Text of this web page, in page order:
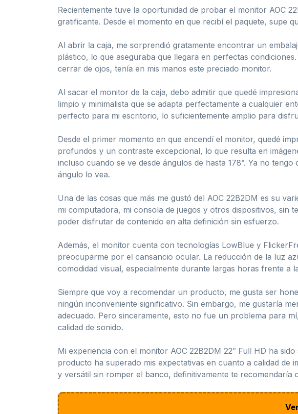
Recientemente tuve la oportunidad de probar el monitor AOC
gratificante. Desde el momento en que recibí el paquete, supe
Al abrir la caja, me sorprendió gratamente encontrar un
plástico, lo que aseguraba que llegara en perfectas
cerrar de ojos, tenía en mis manos este preciado monitor.
Al sacar el monitor de la caja, debo admitir que quedé
limpio y minimalista que se adapta perfectamente a cualquier
perfecto para mi escritorio, lo suficientemente amplio para
Desde el primer momento en que encendí el monitor, quedé
profundos y un contraste excepcional, lo que resulta en
incluso cuando se ve desde ángulos de hasta 178°. Ya no
ángulo lo vea.
Una de las cosas que más me gustó del AOC 22B2DM es su
mi computadora, mi consola de juegos y otros dispositivos, sin
poder disfrutar de contenido en alta definición sin esfuerzo.
Además, el monitor cuenta con tecnologías LowBlue y
preocuparme por el cansancio ocular. La reducción de la luz
comodidad visual, especialmente durante largas horas frente a
Siempre que voy a recomendar un producto, me gusta ser
ningún inconveniente significativo. Sin embargo, me gustaría
adecuado. Pero sinceramente, esto no fue un problema para
calidad de sonido.
Mi experiencia con el monitor AOC 22B2DM 22″ Full HD ha
producto ha superado mis expectativas en cuanto a calidad de
y versátil sin romper el banco, definitivamente te recomendaría